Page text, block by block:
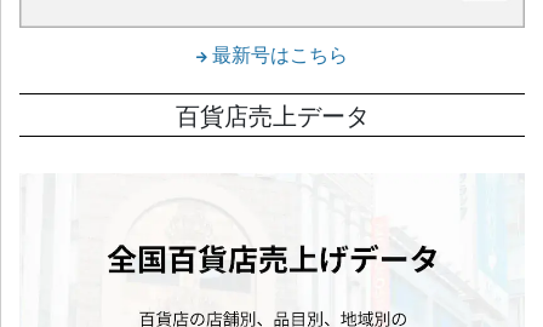
最新号はこちら
百貨店売上データ